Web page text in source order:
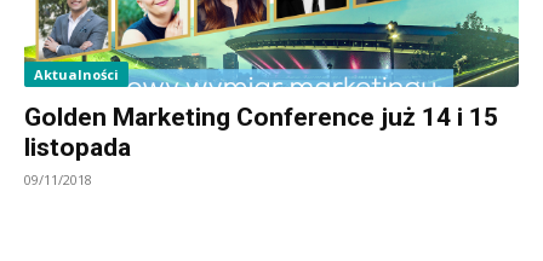
Aktualności
Golden Marketing Conference już 14 i 15
listopada
09/11/2018